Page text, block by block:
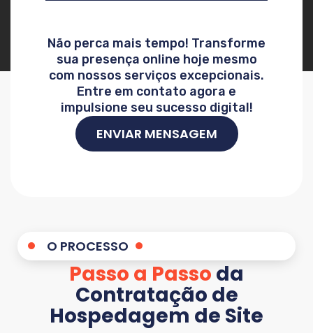
Não perca mais tempo! Transforme
sua presença online hoje mesmo
com nossos serviços excepcionais.
Entre em contato agora e
impulsione seu sucesso digital!
ENVIAR MENSAGEM
O PROCESSO
Passo a Passo da
Contratação de
Hospedagem de Site